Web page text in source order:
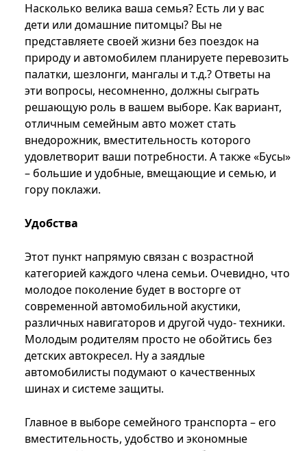
Насколько велика ваша семья? Есть ли у вас
дети или домашние питомцы? Вы не
представляете своей жизни без поездок на
природу и автомобилем планируете перевозить
палатки, шезлонги, мангалы и т.д.? Ответы на
эти вопросы, несомненно, должны сыграть
решающую роль в вашем выборе. Как вариант,
отличным семейным авто может стать
внедорожник, вместительность которого
удовлетворит ваши потребности. А также «Бусы»
– большие и удобные, вмещающие и семью, и
гору поклажи.
Удобства
Этот пункт напрямую связан с возрастной
категорией каждого члена семьи. Очевидно, что
молодое поколение будет в восторге от
современной автомобильной акустики,
различных навигаторов и другой чудо- техники.
Молодым родителям просто не обойтись без
детских автокресел. Ну а заядлые
автомобилисты подумают о качественных
шинах и системе защиты.
Главное в выборе семейного транспорта – его
вместительность, удобство и экономные